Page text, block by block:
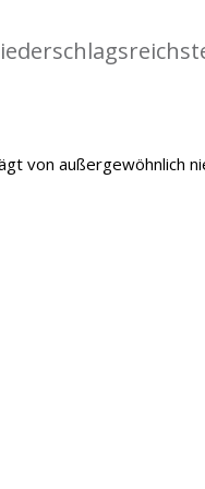
von außergewöhnlich